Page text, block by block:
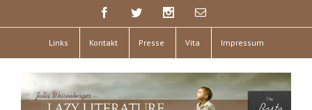
Links Kontakt Presse Vita Impressum